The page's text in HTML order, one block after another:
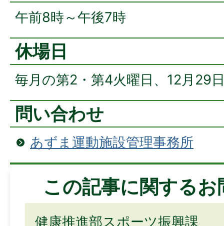
午前8時～午後7時
休場日
毎月の第2・第4火曜日、12月29
問い合わせ
あずま運動施設管理事務所
この記事に関する
健康推進部スポーツ振興課